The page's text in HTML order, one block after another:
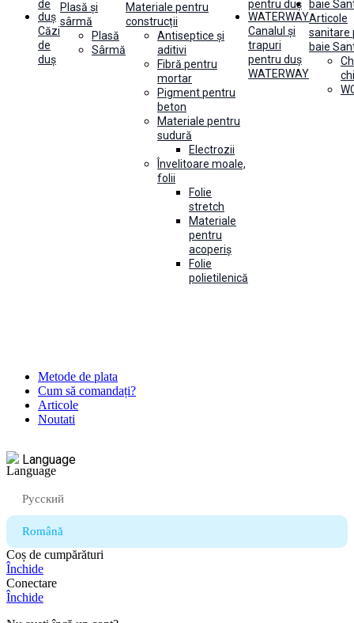
Căzi
de
duș
Plasă și
sârmă
Plasă
Sârmă
Materiale pentru
construcții
Antiseptice și
aditivi
Fibră pentru
mortar
Pigment pentru
beton
Materiale pentru
sudură
Electrozii
Învelitoare moale,
folii
Folie
stretch
Materiale
pentru
acoperiș
Folie
polietilenică
Canalul și
trapuri
pentru duș
WATERWAY
Articole
sanitare
baie
Metode de plata
Cum să comandați?
Articole
Noutati
Language
Русский
Română
Coș de cumpărături
Închide
Conectare
Închide